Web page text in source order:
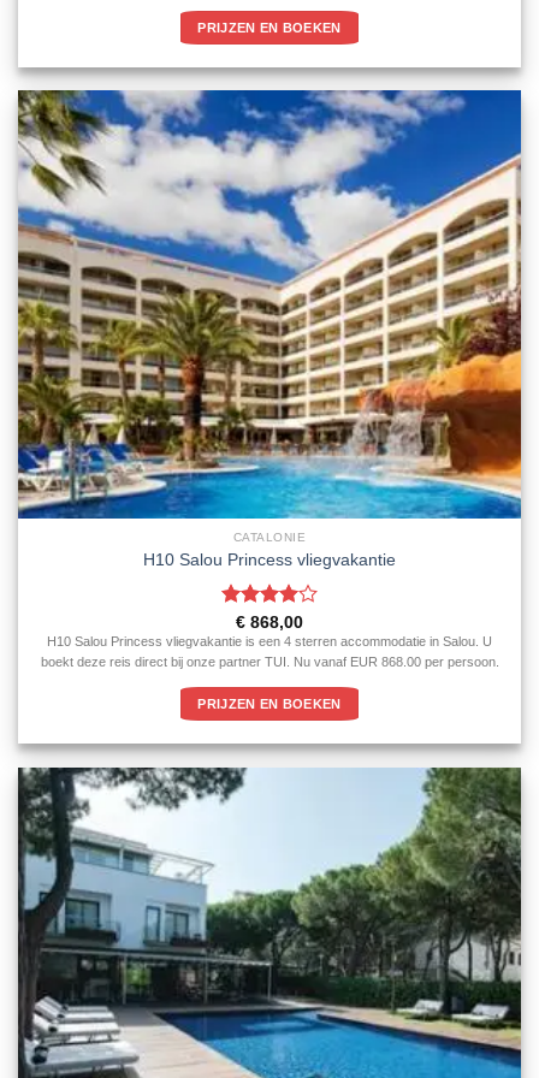
PRIJZEN EN BOEKEN
CATALONIE
H10 Salou Princess vliegvakantie
Gewaardeerd
4uit 5
€ 868,00
H10 Salou Princess vliegvakantie is een 4 sterren accommodatie in Salou. U
boekt deze reis direct bij onze partner TUI. Nu vanaf EUR 868.00 per persoon.
PRIJZEN EN BOEKEN